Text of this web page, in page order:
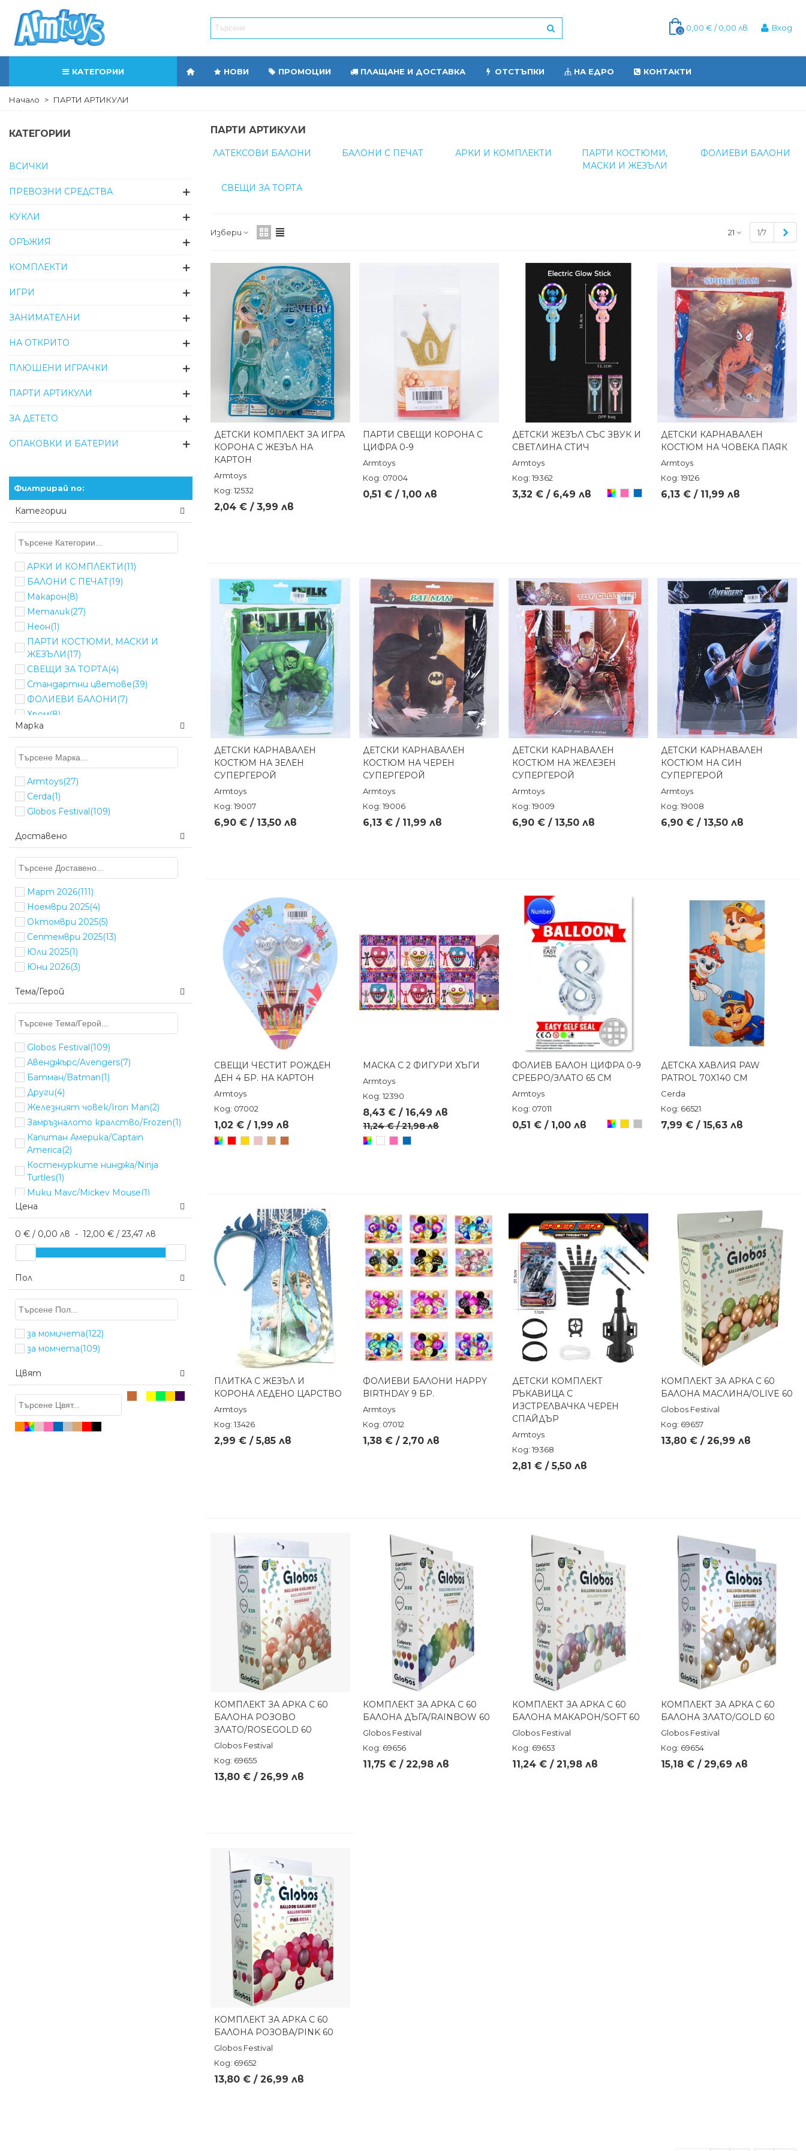
0 0,00 € / 0,00 лв Вход
КАТЕГОРИИ НОВИ ПРОМОЦИИ ПЛАЩАНЕ И ДОСТАВКА ОТСТЪПКИ НА ЕДРО КОНТАКТИ
Начало > ПАРТИ АРТИКУЛИ
КАТЕГОРИИ
ВСИЧКИ
ПРЕВОЗНИ СРЕДСТВА
КУКЛИ
ОРЪЖИЯ
КОМПЛЕКТИ
ИГРИ
ЗАНИМАТЕЛНИ
НА ОТКРИТО
ПЛЮШЕНИ ИГРАЧКИ
ПАРТИ АРТИКУЛИ
ЗА ДЕТЕТО
ОПАКОВКИ И БАТЕРИИ
Филтрирай по:
Категории
АРКИ И КОМПЛЕКТИ (11)
БАЛОНИ С ПЕЧАТ(19)
Макарон(8)
Металик(27)
Неон(1)
ПАРТИ КОСТЮМИ, МАСКИ И
ЖЕЗЪЛИ (17)
СВЕЩИ ЗА ТОРТА(4)
Стандартни цветове(39)
ФОЛИЕВИ БАЛОНИ (7)
Хром(8)
Марка
Armtoys(27)
Cerda(1)
Globos Festival(109)
Доставено
Март 2026(111)
Ноември 2025(4)
Октомври 2025(5)
Септември 2025(13)
Юли 2025(1)
Юни 2026(3)
Тема/Герой
Globos Festival(109)
Авенджърс/Avengers(7)
Батман/Batman(1)
Други(4)
Железният човек/Iron Man(2)
Замръзналото кралство/Frozen(1)
Капитан Америка/Captain
America(2)
Костенурките нинджа/Ninja
Turtles(1)
Мики Маус/Mickey Mouse(1)
Пес патрул/Paw Patrol
Спайдърмен/Spiderman(4)
Цена
0 € / 0,00 лв - 12,00 € / 23,47 лв
Пол
за момичета(122)
за момчета(109)
Цвят
ПАРТИ АРТИКУЛИ
ЛАТЕКСОВИ БАЛОНИ БАЛОНИ С ПЕЧАТ АРКИ И КОМПЛЕКТИ
ПАРТИ КОСТЮМИ,
МАСКИ И ЖЕЗЪЛИ
ФОЛИЕВИ БАЛОНИ
СВЕЩИ ЗА ТОРТА
Избери 21 1/7
Бърз преглед
ДЕТСКИ КОМПЛЕКТ ЗА ИГРА
КОРОНА С ЖЕЗЪЛ НА
КАРТОН
Armtoys
Код: 12532
2,04 € / 3,99 лв
Бърз преглед
ПАРТИ СВЕЩИ КОРОНА С
ЦИФРА 0-9
Armtoys
Код: 07004
0,51 € / 1,00 лв
Бърз преглед
ДЕТСКИ ЖЕЗЪЛ СЪС ЗВУК И
СВЕТЛИНА СТИЧ
Armtoys
Код: 19362
3,32 € / 6,49 лв
Произволен/
Бърз преглед
ДЕТСКИ КАРНАВАЛЕН
КОСТЮМ НА ЧОВЕКА ПАЯК
Armtoys
Код: 19126
6,13 € / 11,99 лв
Бърз преглед
ДЕТСКИ КАРНАВАЛЕН
КОСТЮМ НА ЗЕЛЕН
СУПЕРГЕРОЙ
Armtoys
Код: 19007
6,90 € / 13,50 лв
Бърз преглед
ДЕТСКИ КАРНАВАЛЕН
КОСТЮМ НА ЧЕРЕН
СУПЕРГЕРОЙ
Armtoys
Код: 19006
6,13 € / 11,99 лв
Бърз преглед
ДЕТСКИ КАРНАВАЛЕН
КОСТЮМ НА ЖЕЛЕЗЕН
СУПЕРГЕРОЙ
Armtoys
Код: 19009
6,90 € / 13,50 лв
Бърз преглед
ДЕТСКИ КАРНАВАЛЕН
КОСТЮМ НА СИН
СУПЕРГЕРОЙ
Armtoys
Код: 19008
6,90 € / 13,50 лв
Бърз преглед
СВЕЩИ ЧЕСТИТ РОЖДЕН
ДЕН 4 БР. НА КАРТОН
Armtoys
Код: 07002
1,02 € / 1,99 лв
Произволен/
Бърз преглед
МАСКА С 2 ФИГУРИ ХЪГИ
Armtoys
Код: 12390
8,43 € / 16,49 лв
11,24 € / 21,98 лв
Произволен/
Бърз преглед
ФОЛИЕВ БАЛОН ЦИФРА 0-9
СРЕБРО/ЗЛАТО 65 СМ
Armtoys
Код: 07011
0,51 € / 1,00 лв
Произволен/Сребърен
Бърз преглед
ДЕТСКА ХАВЛИЯ PAW
PATROL 70X140 СМ
Cerda
Код: 66521
7,99 € / 15,63 лв
Бърз преглед
ПЛИТКА С ЖЕЗЪЛ И
КОРОНА ЛЕДЕНО ЦАРСТВО
Armtoys
Код: 13426
2,99 € / 5,85 лв
Бърз преглед
ФОЛИЕВИ БАЛОНИ HAPPY
BIRTHDAY 9 БР.
Armtoys
Код: 07012
1,38 € / 2,70 лв
Бърз преглед
ДЕТСКИ КОМПЛЕКТ
РЪКАВИЦА С
ИЗСТРЕЛВАЧКА ЧЕРЕН
СПАЙДЪР
Armtoys
Код: 19368
2,81 € / 5,50 лв
Бърз преглед
КОМПЛЕКТ ЗА АРКА С 60
БАЛОНА МАСЛИНА/OLIVE 60
Globos Festival
Код: 69657
13,80 € / 26,99 лв
Бърз преглед
КОМПЛЕКТ ЗА АРКА С 60
БАЛОНА РОЗОВО
ЗЛАТО/ROSEGOLD 60
Globos Festival
Код: 69655
13,80 € / 26,99 лв
Бърз преглед
КОМПЛЕКТ ЗА АРКА С 60
БАЛОНА ДЪГА/RAINBOW 60
Globos Festival
Код: 69656
11,75 € / 22,98 лв
Бърз преглед
КОМПЛЕКТ ЗА АРКА С 60
БАЛОНА МАКАРОН/SOFT 60
Globos Festival
Код: 69653
11,24 € / 21,98 лв
Бърз преглед
КОМПЛЕКТ ЗА АРКА С 60
БАЛОНА ЗЛАТО/GOLD 60
Globos Festival
Код: 69654
15,18 € / 29,69 лв
Бърз преглед
КОМПЛЕКТ ЗА АРКА С 60
БАЛОНА РОЗОВА/PINK 60
Globos Festival
Код: 69652
13,80 € / 26,99 лв